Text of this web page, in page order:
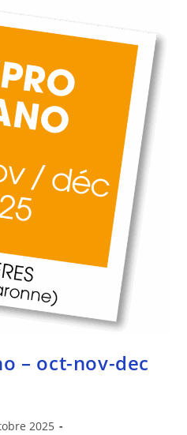
– oct-nov-dec
2025